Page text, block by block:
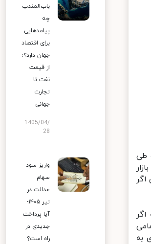
باب‌المندب
چه
پیامدهایی
برای اقتصاد
جهان دارد؟؛
از قیمت
نفت تا
تجارت
جهانی
1405/04/
28
واریز سود
سهام
عدالت در
تیر ۱۴۰۵؛
آیا پرداخت
جدیدی در
راه است؟